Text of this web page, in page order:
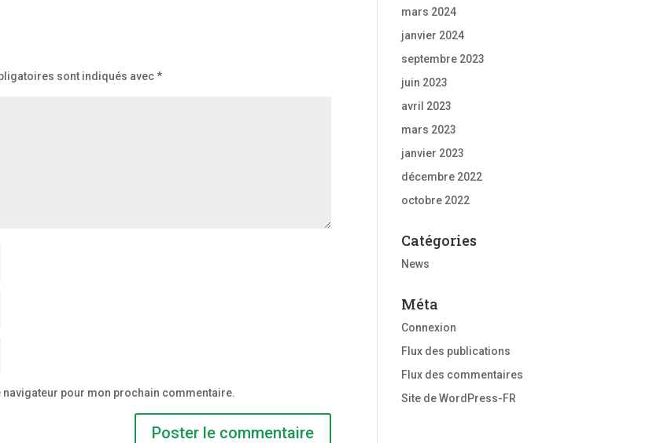
sont indiqués avec*
pour mon prochain commentaire.
mars 2024
janvier 2024
septembre 2023
juin 2023
avril 2023
mars 2023
janvier 2023
décembre 2022
octobre 2022
Catégories
News
Méta
Connexion
Flux des publications
Flux des commentaires
Site de WordPress-FR